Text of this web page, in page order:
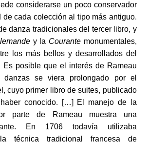
considerarse un poco conservador
de cada colección al tipo más antiguo.
danza tradicionales del tercer libro, y
y la Courante monumentales,
los más bellos y desarrollados del
Es posible que el interés de Rameau
se viera prolongado por el
cuyo primer libro de suites, publicado
conocido. […] El manejo de la
parte de Rameau muestra una
En 1706 todavía utilizaba
la técnica tradicional francesa de